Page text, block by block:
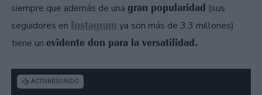
siempre que además de una gran popularidad (sus
seguidores en Instagram ya son más de 3.3 millones)
tiene un evidente don para la versatilidad.